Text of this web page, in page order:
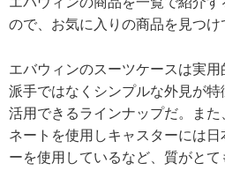
ので、お気に入りの商品を見つけ
エバウィンのスーツケースは実
派手ではなくシンプルな外見が
活用できるラインナップだ。ま
ネートを使用しキャスターには
ーを使用しているなど、質がとて